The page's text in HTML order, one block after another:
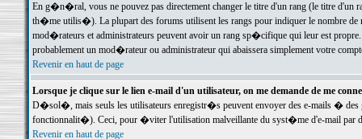
En g�n�ral, vous ne pouvez pas directement changer le titre d'un rang (le titre d'un
th�me utilis�). La plupart des forums utilisent les rangs pour indiquer le nombre de
mod�rateurs et administrateurs peuvent avoir un rang sp�cifique qui leur est
probablement un mod�rateur ou administrateur qui abaissera simplement votre
Revenir en haut de page
Lorsque je clique sur le lien e-mail d'un utilisateur, on me demande de me
D�sol�, mais seuls les utilisateurs enregistr�s peuvent envoyer des e-mails �
fonctionnalit�). Ceci, pour �viter l'utilisation malveillante du syst�me d'e-mail par
Revenir en haut de page